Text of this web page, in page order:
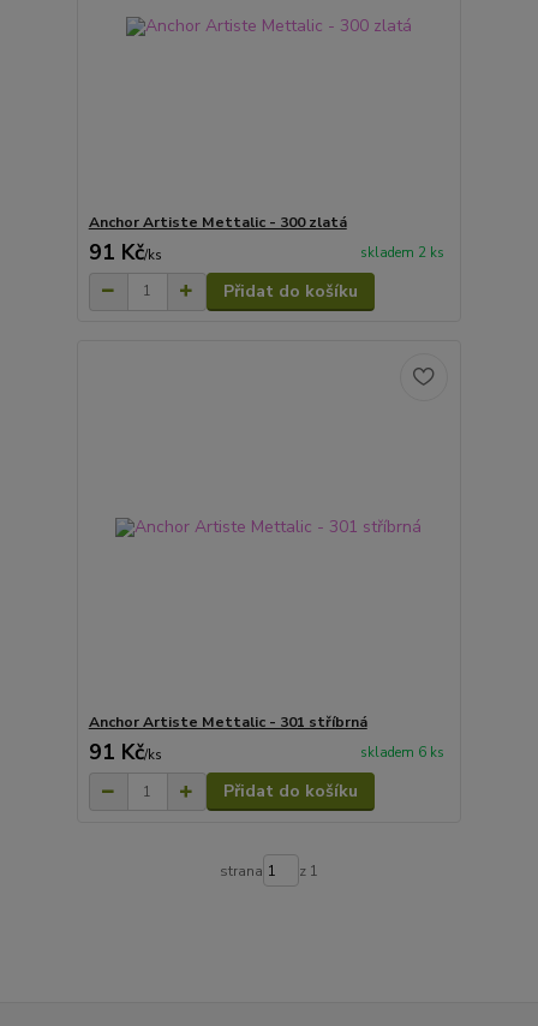
Anchor Artiste Mettalic - 300 zlatá
91 Kč/ks skladem 2 ks
Přidat do košíku
Anchor Artiste Mettalic - 301 stříbrná
91 Kč/ks skladem 6 ks
Přidat do košíku
strana z 1